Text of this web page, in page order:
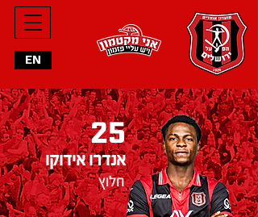
EN
25
אנדרו אידוקו
חלוץ